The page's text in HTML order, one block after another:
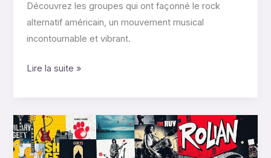
Découvrez les groupes qui ont façonné le rock
alternatif américain, un mouvement musical
incontournable et vibrant.
Lire la suite »
Les
groupes
de